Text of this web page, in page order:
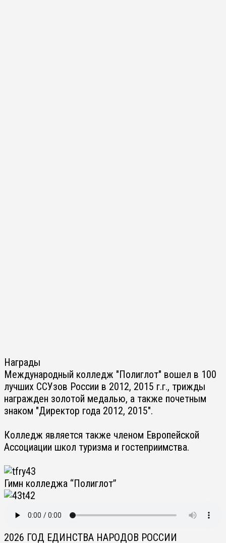
Награды
Международный колледж "Полиглот" вошел в 100
лучших ССУзов России в 2012, 2015 г.г., трижды
награжден золотой медалью, а также почетным
знаком "Директор года 2012, 2015".
Колледж является также членом Европейской
Ассоциации школ туризма и гостеприимства.
Гимн колледжа “Полиглот”
2026 ГОД ЕДИНСТВА НАРОДОВ РОССИИ